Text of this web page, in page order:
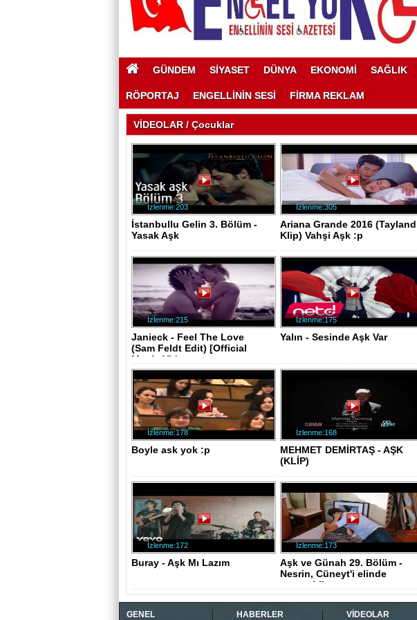
GÜNDEM SİYASET DÜNYA EKONOMİ SAĞLIK
RÖPORTAJ ENGELLİNİN SESİ FİRMA REKLAM
VİDEOLAR / Çocuklar
İstanbullu Gelin 3. Bölüm -
Yasak Aşk
İzlenme:203
Ariana Grande 2016 (Tayland
Klip) Vahşi Aşk :p
İzlenme:305
Janieck - Feel The Love
(Sam Feldt Edit) [Official
Music Vid..
İzlenme:215
Yalın - Sesinde Aşk Var
İzlenme:175
Boyle ask yok :p
İzlenme:178
MEHMET DEMİRTAŞ - AŞK
(KLİP)
İzlenme:168
Buray - Aşk Mı Lazım
İzlenme:172
Aşk ve Günah 29. Bölüm -
Nesrin, Cüneyt'i elinde
oynatabilme..
İzlenme:173
GENEL HABERLER VİDEOLAR